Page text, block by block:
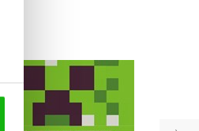
Adventní kalendář –
Minecraft
Kolektiv